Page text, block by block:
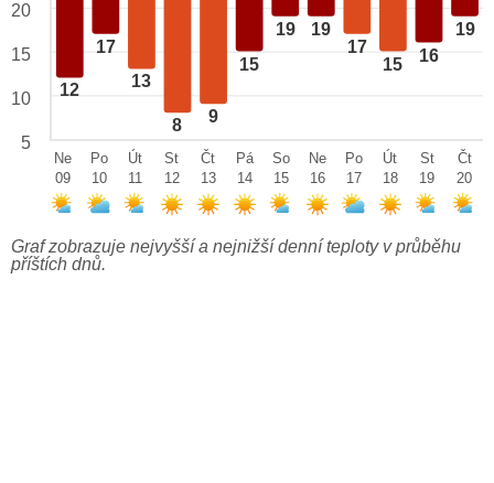
12
17
13
8 9
15
19 19
17
15 16
19
20
15
10
5
Ne
09
Po
10
Út
11
St
12
Čt
13
Pá
14
So
15
Ne
16
Po
17
Út
18
St
19
Čt
20
Graf zobrazuje nejvyšší a nejnižší denní teploty v průběhu
příštích dnů.